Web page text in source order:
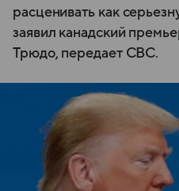
расценивать как
заявил канадский
Трюдо, передает CBC.